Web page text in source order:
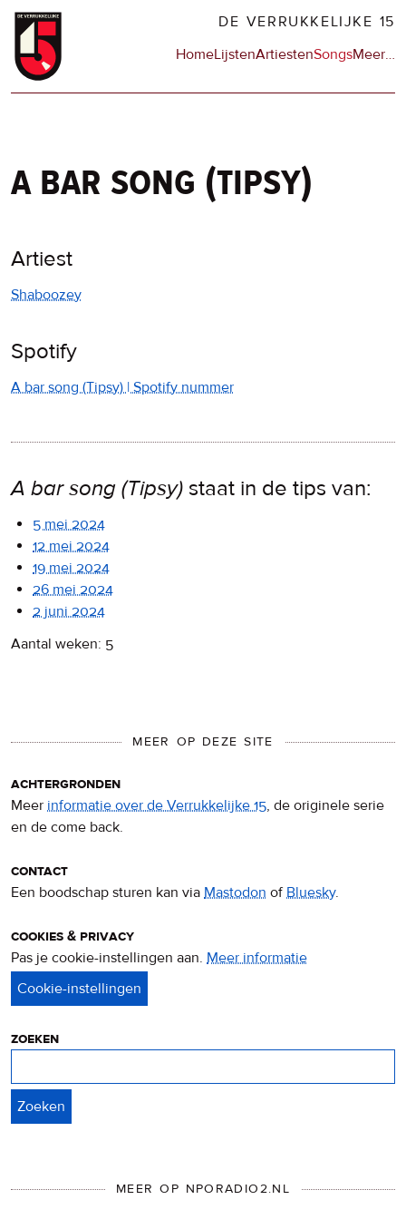
Overslaan
naar
DE VERRUKKELIJKE 15
Hoofdnavigatie
HomeLijstenArtiestenSongsMeerop
…
a bar song (tipsy)
Artiest
Shaboozey
Spotify
A bar song (Tipsy) | Spotify nummer
A bar song (Tipsy) staat in de tips van:
5 mei 2024
12 mei 2024
19 mei 2024
26 mei 2024
2 juni 2024
Aantal weken: 5
MEER OP DEZE SITE
achtergronden
Meer informatie over de Verrukkelijke 15, de originele serie
en de come back.
contact
Een boodschap sturen kan via Mastodon ofBluesky.
cookies & privacy
Pas je cookie-instellingen aan. Meer informatie
zoeken
MEER OP NPORADIO2.NL